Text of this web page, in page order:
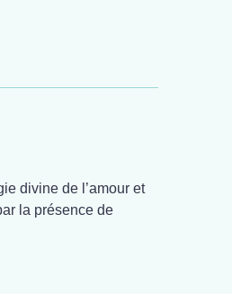
divine de l’amour et
la présence de